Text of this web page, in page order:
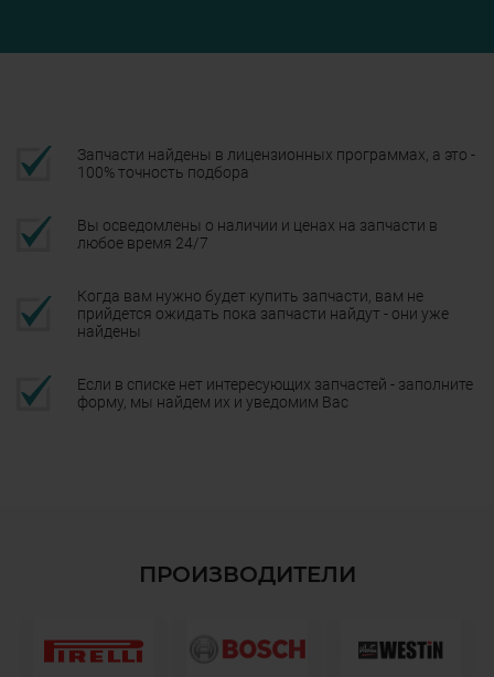
Запчасти найдены в лицензионных программах, а это -
100% точность подбора
Вы осведомлены о наличии и ценах на запчасти в
любое время 24/7
Когда вам нужно будет купить запчасти, вам не
прийдется ожидать пока запчасти найдут - они уже
найдены
Если в списке нет интересующих запчастей - заполните
форму, мы найдем их и уведомим Вас
ПРОИЗВОДИТЕЛИ